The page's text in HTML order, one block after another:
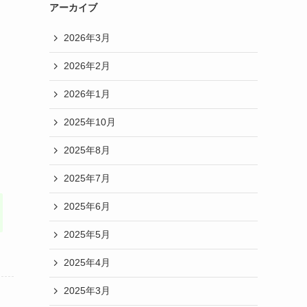
アーカイブ
2026年3月
2026年2月
2026年1月
2025年10月
2025年8月
2025年7月
2025年6月
2025年5月
2025年4月
2025年3月